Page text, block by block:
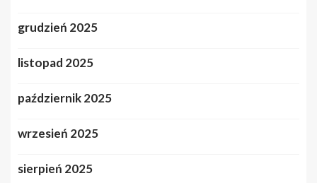
grudzień 2025
listopad 2025
październik 2025
wrzesień 2025
sierpień 2025